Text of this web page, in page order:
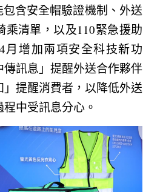
含安全帽驗證機制、外送
乘清單，以及110緊急援助
月增加兩項安全科技新功
訊息」提醒外送合作夥伴
提醒消費者，以降低外送
中受訊息分心。